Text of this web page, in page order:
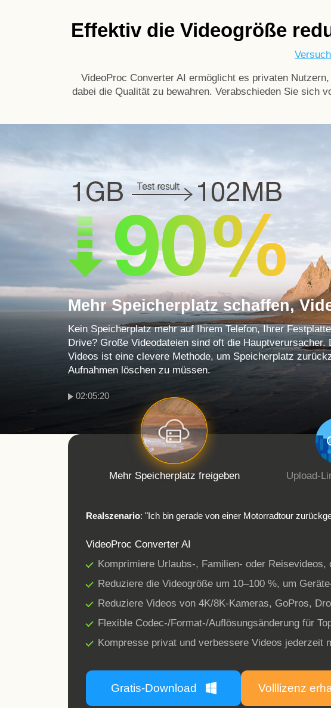
Effektiv die Videogröße
VideoProc Converter AI ermöglicht es privaten
dabei die Qualität zu bewahren. Verabschieden Sie sich
Mehr Speicherplatz schaffen,
Kein Speicherplatz mehr auf Ihrem Telefon, Ihrer
Drive? Große Videodateien sind oft die Hauptverursacher.
Videos ist eine clevere Methode, um Speicherplatz
Aufnahmen löschen zu müssen.
02:05:20
Mehr Speicherplatz freigeben Upload-
Realszenario: "Ich bin gerade von einer Motorradtour
VideoProc Converter AI
Komprimiere Urlaubs-, Familien- oder Reisevideos,
Reduziere die Videogröße um 10–100 %, um
Reduziere Videos von 4K/8K-Kameras, GoPros,
Flexible Codec-/Format-/Auflösungsänderung für
Kompresse privat und verbessere Videos jederzeit
Gratis-Download Volllizenz